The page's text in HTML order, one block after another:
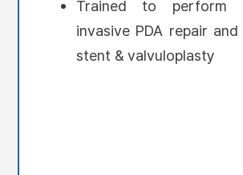
Trained to perform
invasive PDA repair
stent & valvuloplasty